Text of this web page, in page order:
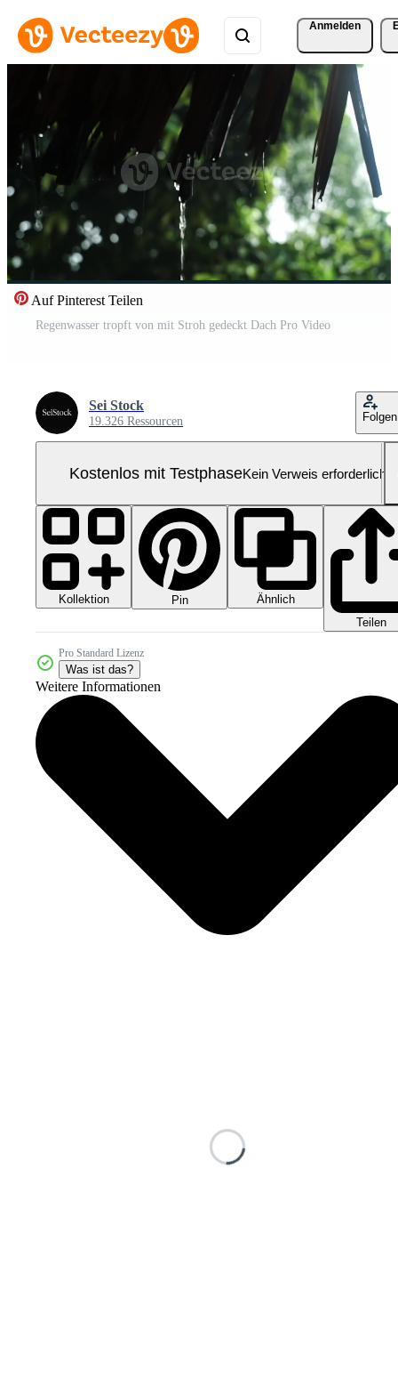
Anmelden
Auf Pinterest Teilen
Regenwasser tropft von mit Stroh gedeckt Dach Pro Video
Sei Stock
19.326 Ressourcen Folgen
Kostenlos mit TestphaseKein Verweis erforderlich
Kollektion Pin
Ähnlich
Teilen
Pro Standard Lizenz
Was ist das?
Weitere Informationen